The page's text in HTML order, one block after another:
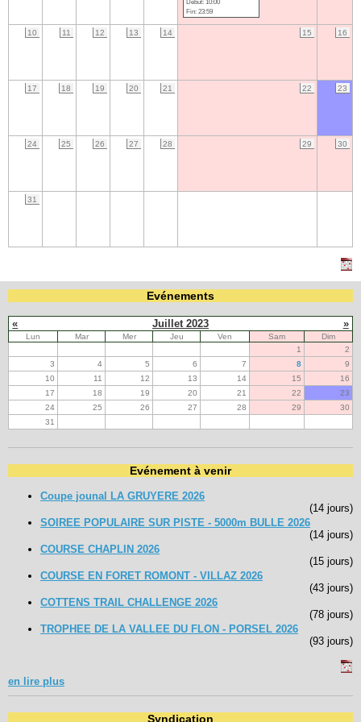
Navigation
Nom d'utilisateur:
Fin: 23:59
10 11 12 13 14 15 16
17 18 19 20 21 22 23
24 25 26 27 28 29 30
31
Evénements
« Juillet 2023 »
Lun Mar Mer Jeu Ven Sam
Dim
1
2
3
4 5 6 7 8
9
10
11 12 13 14 15
16
17
18 19 20 21 22
23
24
25 26 27 28 29
30
31
Evénement à venir
Coupe jounal LA GRUYERE 2026
(14 jours)
SOIREE POPULAIRE SUR PISTE - 5000m BULLE 2026
(14 jours)
COURSE CHAPLIN 2026
(15 jours)
COURSE EN FORET ROMONT - VILLAZ 2026
(43 jours)
COTTENS TRAIL CHALLENGE 2026
(78 jours)
TROPHEE DE LA VALLEE DU FLON - PORSEL 2026
(93 jours)
en lire plus
Syndication